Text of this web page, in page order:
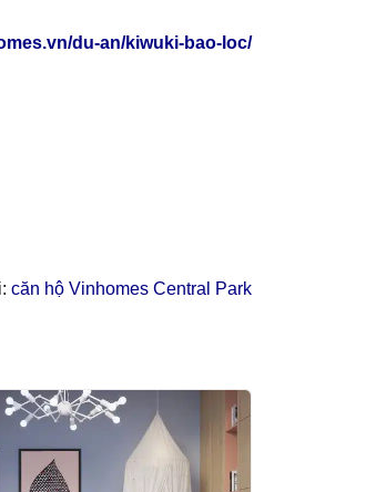
du-an/kiwuki-bao-loc/
căn hộ Vinhomes Central Park